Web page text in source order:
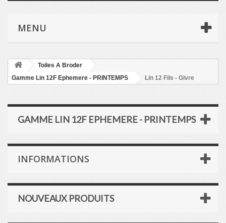
MENU
Toiles A Broder
Gamme Lin 12F Ephemere - PRINTEMPS
Lin 12 Fils - Givre
GAMME LIN 12F EPHEMERE - PRINTEMPS
INFORMATIONS
NOUVEAUX PRODUITS